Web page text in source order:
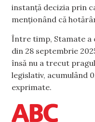
instanță decizia prin
menționând că
Între timp, Stamate a
din 28 septembrie
însă nu a trecut
legislativ, acumulând
exprimate.